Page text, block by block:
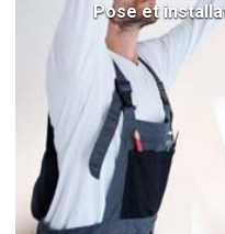
Pose et